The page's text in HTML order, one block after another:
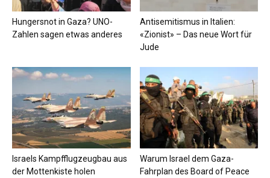
Hungersnot in Gaza? UNO-
Zahlen sagen etwas anderes
Antisemitismus in Italien:
«Zionist» – Das neue Wort für
Jude
Israels Kampfflugzeugbau aus
der Mottenkiste holen
Warum Israel dem Gaza-
Fahrplan des Board of Peace